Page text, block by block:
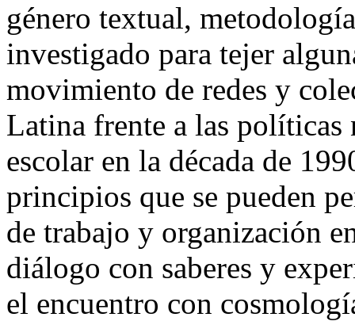
género textual,
investigado para tejer
movimiento de redes y
Latina frente a las políticas
escolar en la década de
principios que se pueden
de trabajo y organización
diálogo con saberes y
el encuentro con